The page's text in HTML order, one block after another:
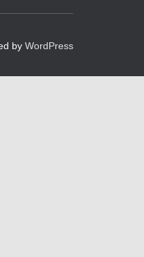
by WordPress